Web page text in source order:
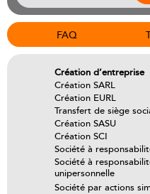
FAQ
Création d’entreprise
Création SARL
Création EURL
Transfert de siège
Création SASU
Création SCI
Société à
Société à
unipersonnelle
Société par actions